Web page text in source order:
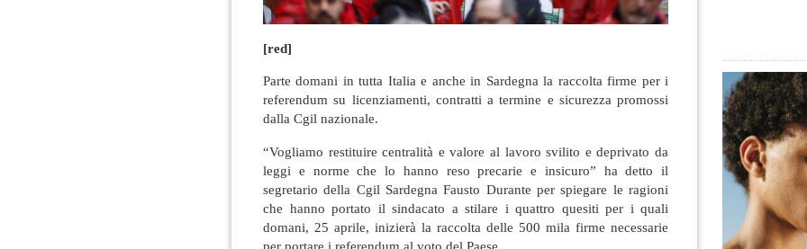
[red]
Parte domani in tutta Italia e anche in Sardegna la raccolta firme per i
referendum su licenziamenti, contratti a termine e sicurezza promossi
dalla Cgil nazionale.
“Vogliamo restituire centralità e valore al lavoro svilito e deprivato da
leggi e norme che lo hanno reso precarie e insicuro” ha detto il
segretario della Cgil Sardegna Fausto Durante per spiegare le ragioni
che hanno portato il sindacato a stilare i quattro quesiti per i quali
domani, 25 aprile, inizierà la raccolta delle 500 mila firme necessarie
per portare i referendum al voto del Paese.